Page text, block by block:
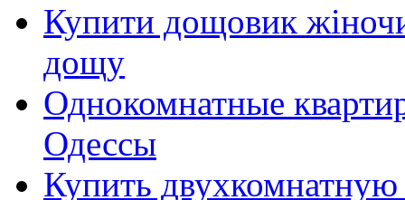
Купити дощовик
дощу
Однокомнатные
Одессы
Купить